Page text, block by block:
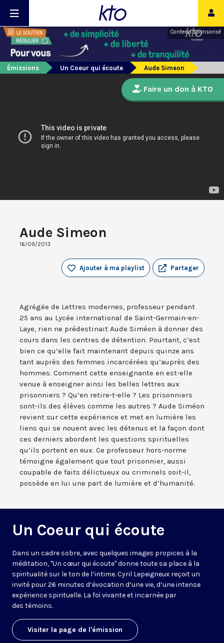
Contenu sponsorisé
Émissions Un Coeur qui écoute Aude Simeon
Aude Simeon
16/09/2013
Partager
Ajouter à ma playlist
Agrégée de Lettres modernes, professeur pendant
25 ans au Lycée international de Saint-Germain-en-
Laye, rien ne prédestinait Aude Siméon à donner des
cours dans les centres de détention. Pourtant, c’est
bien ce qu’elle fait maintenant depuis quinze ans
tant auprès des femmes incarcérées qu’auprès des
hommes. Comment cette enseignante en est-elle
venue à enseigner ainsi les belles lettres aux
prisonniers ? Qu’en retire-t-elle ? Les prisonniers
sont-ils des élèves comme les autres ? Aude Siméon
revient sur cette expérience et met en lumière les
liens qui se nouent avec les détenus et la façon dont
ces derniers abordent les questions spirituelles
qu’ils portent en eux. Ce professeur hors-norme
témoigne également que tout prisonnier, aussi
coupable de faits délictueux ou criminels soit-il,
possède en lui une part de lumière et d’humanité.
Un Coeur qui écoute
Dans un cadre sobre, avec quelques images propices à la
méditation, "Un cœur qui écoute" donne toute sa place à la
spiritualité sur le ton de l’intime. Cyril Lepeigneux reçoit un
invité pour 26 minutes d’évocation d’une vie, d’une intense
expérience spirituelle. La foi vivante et incarnée par
des témoins.
Visiter la page de l'émission
Faire un don à KTO